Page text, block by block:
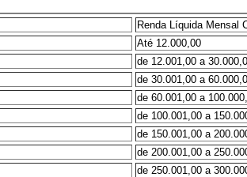
Renda Líquida Mensal
Até 12.000,00
de 12.001,00 a
de 30.001,00 a
de 60.001,00 a
de 100.001,00 a
de 150.001,00 a
de 200.001,00 a
de 250.001,00 a